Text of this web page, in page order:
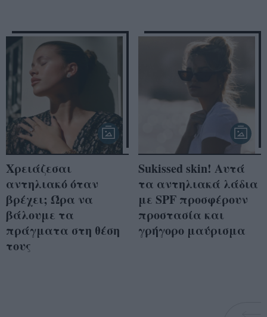
Χρειάζεσαι
αντηλιακό όταν
βρέχει; Ώρα να
βάλουμε τα
πράγματα στη θέση
τους
Sukissed skin! Αυτά
τα αντηλιακά λάδια
με SPF προσφέρουν
προστασία και
γρήγορο μαύρισμα